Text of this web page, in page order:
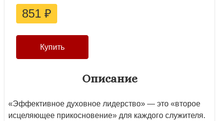
851 ₽
Описание
«Эффективное духовное лидерство» — это «второе
исцеляющее прикосновение» для каждого служителя.